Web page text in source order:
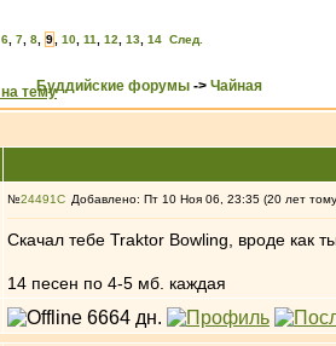
6 7 8 9 10 11 12 13 14 След.
Буддийские форумы -> Чайная
№24491 Добавлено: Пт 10 Ноя 06, 23:35 (20 лет
Скачал тебе Traktor Bowling, вроде как
14 песен по 4-5 мб. каждая